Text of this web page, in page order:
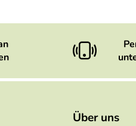
Über uns